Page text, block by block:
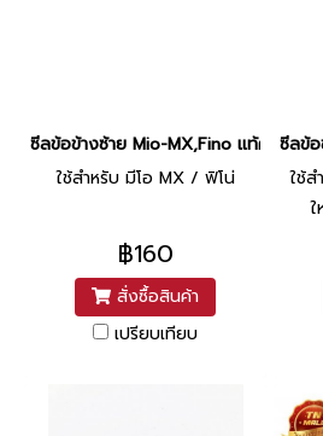
ซีลข้อข้างซ้าย Mio-MX,Fino แท้ศูนย์ ยี่ห้
ใช้สำหรับ มีโอ MX / ฟิโน่
฿160
สั่งซื้อสินค้า
เปรียบเทียบ
ซีลข้
ใช้